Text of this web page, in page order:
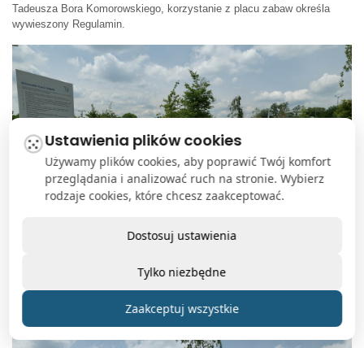
Tadeusza Bora Komorowskiego, korzystanie z placu zabaw określa
wywieszony Regulamin.
Zdjęcie naukowego placu zabaw.
Ustawienia plików cookies
Używamy plików cookies, aby poprawić Twój komfort
przeglądania i analizować ruch na stronie. Wybierz
rodzaje cookies, które chcesz zaakceptować.
Dostosuj ustawienia
Tylko niezbędne
Zaakceptuj wszystkie